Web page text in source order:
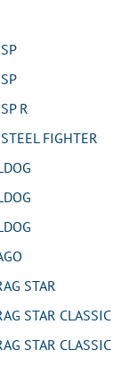
R
FIGHTER
STAR
STAR CLASSIC
STAR CLASSIC